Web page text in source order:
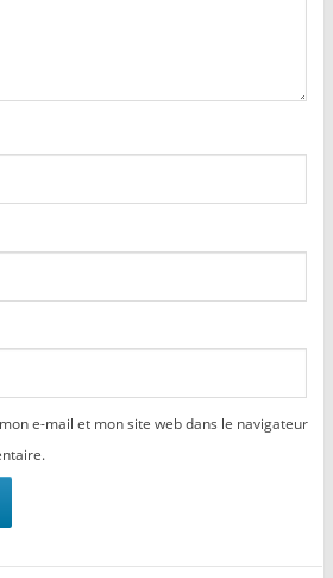
e-mail et mon site web dans le navigateur